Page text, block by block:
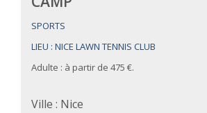
SPORTS
LIEU : NICE LAWN TENNIS CLUB
Adulte : à partir de 475 €.
Ville : Nice